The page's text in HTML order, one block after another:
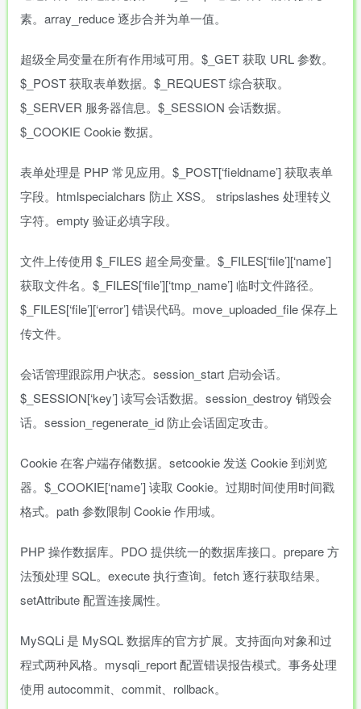
素。array_reduce 逐步合并为单一值。
超级全局变量在所有作用域可用。$_GET 获取 URL 参数。
$_POST 获取表单数据。$_REQUEST 综合获取。
$_SERVER 服务器信息。$_SESSION 会话数据。
$_COOKIE Cookie 数据。
表单处理是 PHP 常见应用。$_POST[‘fieldname’] 获取表单
字段。htmlspecialchars 防止 XSS。 stripslashes 处理转义
字符。empty 验证必填字段。
文件上传使用 $_FILES 超全局变量。$_FILES[‘file’][‘name’]
获取文件名。$_FILES[‘file’][‘tmp_name’] 临时文件路径。
$_FILES[‘file’][‘error’] 错误代码。move_uploaded_file 保存上
传文件。
会话管理跟踪用户状态。session_start 启动会话。
$_SESSION[‘key’] 读写会话数据。session_destroy 销毁会
话。session_regenerate_id 防止会话固定攻击。
Cookie 在客户端存储数据。setcookie 发送 Cookie 到浏览
器。$_COOKIE[‘name’] 读取 Cookie。过期时间使用时间戳
格式。path 参数限制 Cookie 作用域。
PHP 操作数据库。PDO 提供统一的数据库接口。prepare 方
法预处理 SQL。execute 执行查询。fetch 逐行获取结果。
setAttribute 配置连接属性。
MySQLi 是 MySQL 数据库的官方扩展。支持面向对象和过
程式两种风格。mysqli_report 配置错误报告模式。事务处理
使用 autocommit、commit、rollback。